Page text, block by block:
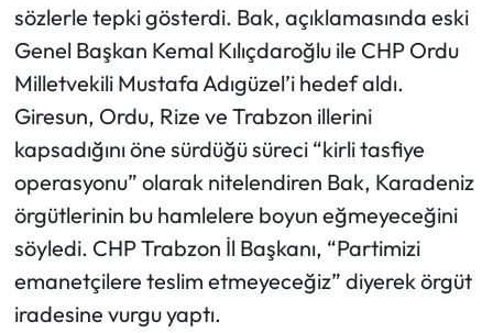
sözlerle tepki gösterdi. Bak, açıklamasında eski
Genel Başkan Kemal Kılıçdaroğlu ile CHP Ordu
Milletvekili Mustafa Adıgüzel’i hedef aldı.
Giresun, Ordu, Rize ve Trabzon illerini
kapsadığını öne sürdüğü süreci “kirli tasfiye
operasyonu” olarak nitelendiren Bak, Karadeniz
örgütlerinin bu hamlelere boyun eğmeyeceğini
söyledi. CHP Trabzon İl Başkanı, “Partimizi
emanetçilere teslim etmeyeceğiz” diyerek örgüt
iradesine vurgu yaptı.
Sağlık
Turizm
Teknoloji